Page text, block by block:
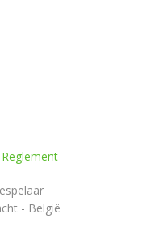
Reglement
- België